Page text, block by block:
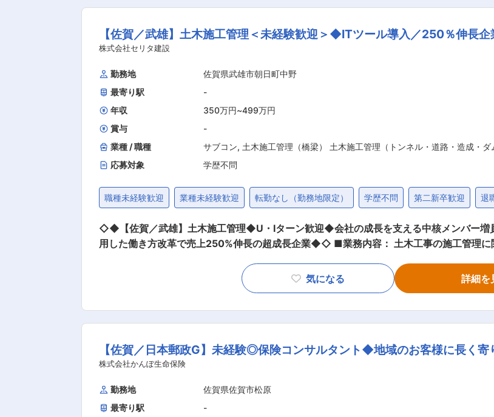
【佐賀／武雄】土木施工管理＜未経験歓迎＞◆ITツール導入／250％伸長
株式会社セリタ建設
勤務地
佐賀県武雄市朝日町中野
最寄り駅
-
年収
350万円~499万円
賞与
-
業種 / 職種
サブコン, 土木施工管理（橋梁） 土木施工管理（トンネル・道路・造成・ダ
応募対象
学歴不問
職種未経験歓迎 業種未経験歓迎 転勤なし（勤務地限定） 学歴不問 第二新卒歓迎 退
◇◆【佐賀／武雄】土木施工管理◆U・Iターン歓迎◆会社の成長を支える中核メンバー
用した働き方改革で売上250%伸長の超成長企業◆◇ ■業務内容： 土木工事の施工管理に関して、現場監督の業務を行っていただきます <具
きます。 ・パソコンを使っての記録や書類などの作成・管理 ■研修制度： ◎社内資格取得制度を利用した受験講習受講など積極的に支援を行
っています ◎社員マニュアルがありますので安心して業務に取り組むことが出来ます ■入社後の流れ： 社員研修を行った後、現場でのOJTに
ールスフォース導入：現場の進捗状況や営業案件の進捗状況をリアルタイムに管理して
り無駄が減り赤字案件の黒字化に成功 ・社内チャットの導入：現場状況の写真などを共
と認識し2012年5月にエコアクション21の認証を取得しました ・地元武雄市でのCSR活
配慮した事業展開により多数の賞を受賞しております ■企業概要： 当社は1969年創業以来総合建設業や地盤改良の分野で事業展開し、ICTを
気になる 詳細を
【佐賀／日本郵政G】未経験◎保険コンサルタント◆地域のお客様に長く
株式会社かんぽ生命保険
勤務地
佐賀県佐賀市松原
最寄り駅
-